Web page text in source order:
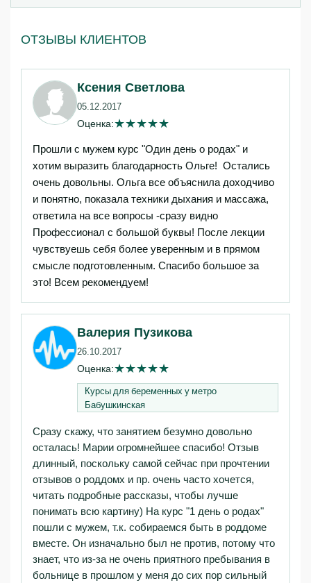
ОТЗЫВЫ КЛИЕНТОВ
Ксения Светлова
05.12.2017
Оценка:★★★★★
Прошли с мужем курс "Один день о родах" и
хотим выразить благодарность Ольге! Остались
очень довольны. Ольга все объяснила доходчиво
и понятно, показала техники дыхания и массажа,
ответила на все вопросы -сразу видно
Профессионал с большой буквы! После лекции
чувствуешь себя более уверенным и в прямом
смысле подготовленным. Спасибо большое за
это! Всем рекомендуем!
Валерия Пузикова
26.10.2017
Оценка:★★★★★
Курсы для беременных у метро
Бабушкинская
Сразу скажу, что занятием безумно довольно
осталась! Марии огромнейшее спасибо! Отзыв
длинный, поскольку самой сейчас при прочтении
отзывов о роддомх и пр. очень часто хочется,
читать подробные рассказы, чтобы лучше
понимать всю картину) На курс "1 день о родах"
пошли с мужем, т.к. собираемся быть в роддоме
вместе. Он изначально был не против, потому что
знает, что из-за не очень приятного пребывания в
больнице в прошлом у меня до сих пор сильный